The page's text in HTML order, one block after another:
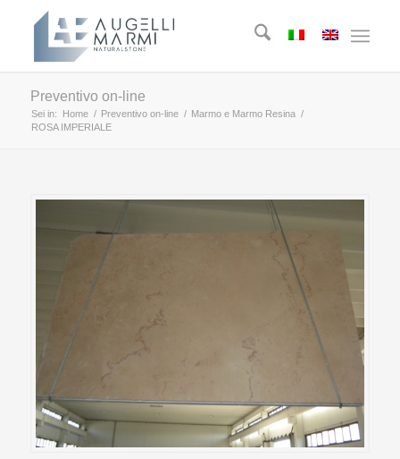
Preventivo on-line
Sei in: Home / Preventivo on-line / Marmo e Marmo Resina /
ROSA IMPERIALE